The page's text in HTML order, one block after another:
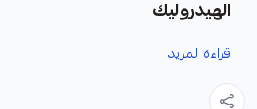
الهيدروليك
وعالية الجودة، مصممة خصيصاً لتحويل نظام
قراءة المزيد